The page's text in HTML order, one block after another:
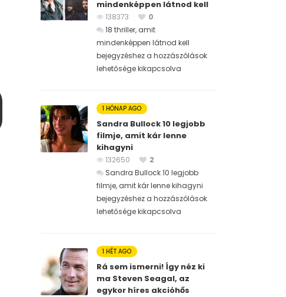
mindenképpen látnod kell
138373
0
18 thriller, amit
mindenképpen látnod kell
bejegyzéshez a hozzászólások
lehetősége kikapcsolva
1 HÓNAP AGO
Sandra Bullock 10 legjobb
filmje, amit kár lenne
kihagyni
132650
2
Sandra Bullock 10 legjobb
filmje, amit kár lenne kihagyni
bejegyzéshez a hozzászólások
lehetősége kikapcsolva
1 HÉT AGO
Rá sem ismerni! Így néz ki
ma Steven Seagal, az
egykor híres akcióhős